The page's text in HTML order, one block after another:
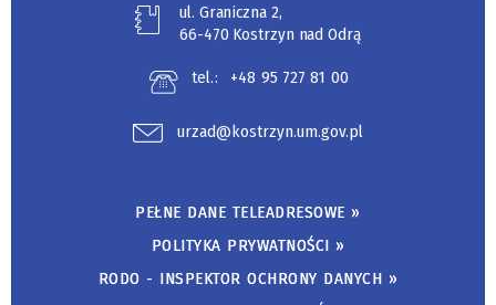
ul. Graniczna 2,
66-470 Kostrzyn nad Odrą
tel.: +48 95 727 81 00
urzad@kostrzyn.um.gov.pl
PEŁNE DANE TELEADRESOWE »
POLITYKA PRYWATNOŚCI »
RODO - INSPEKTOR OCHRONY DANYCH »